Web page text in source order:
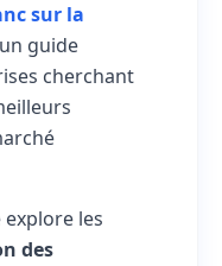
sur la
guide
cherchant
les
des